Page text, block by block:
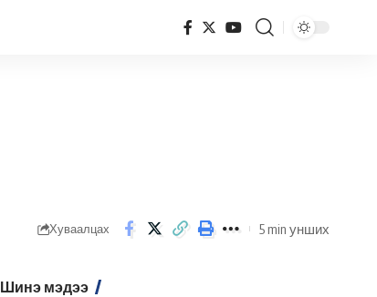
Хуваалцах 5 min унших
Шинэ мэдээ